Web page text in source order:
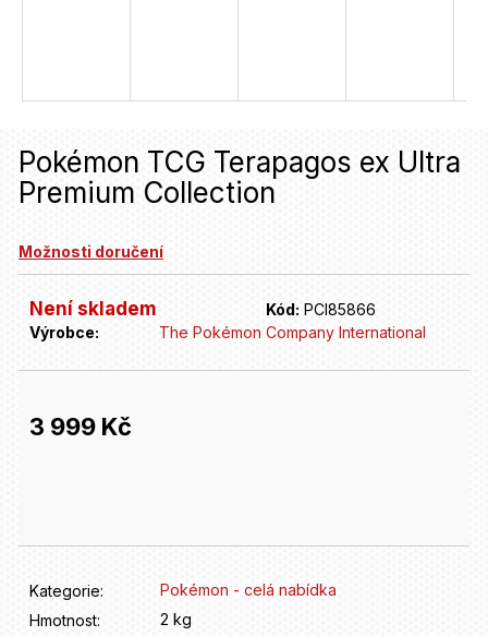
Pokémon TCG Terapagos ex Ultra
Premium Collection
Možnosti doručení
Není skladem Kód: PCI85866
Výrobce:
The Pokémon Company International
3 999 Kč
Kategorie:
Pokémon - celá nabídka
Hmotnost:
2 kg
t
?
D
o
p
u
m
e